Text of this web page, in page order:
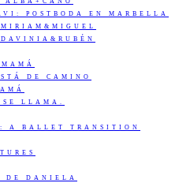
POSTBODA EN MARBELLA
MIRIAM&MIGUEL
DE CAMINO
LLAMA.
A BALLET TRANSITION
DE DANIELA